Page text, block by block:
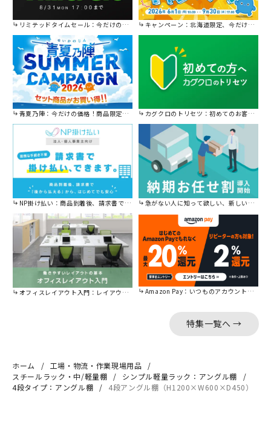
リミテッドタイムセール：今だけの限定セール。 キャンペーン：北海道限定、今だけ送料無料！
青夏乃陣：今だけの価格！商品限定セール開催中です。 カグクロのトリセツ：初めてのお客様はこちら。
NP掛け払い：商品到着後、請求書で後から払えます。 急がない人に知って欲しい、新しい割引を始めました。
オフィスレイアウト入門：レイアウトの基本をご紹介。 Amazon Pay：いつものアカウントで簡単に決済可能。
特集一覧へ →
ホーム
工場・物流・作業現場用品
スチールラック・中/軽量棚
シンプル軽量ラック：アングル棚
4段タイプ：アングル棚
4段アングル棚（H1200×W600×D450）